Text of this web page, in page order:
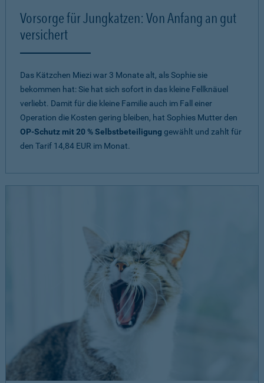
Vorsorge für Jungkatzen: Von Anfang an gut
versichert
Das Kätzchen Miezi war 3 Monate alt, als Sophie sie
bekommen hat: Sie hat sich sofort in das kleine Fellknäuel
verliebt. Damit für die kleine Familie auch im Fall einer
Operation die Kosten gering bleiben, hat Sophies Mutter den
OP-Schutz mit 20 % Selbstbeteiligung gewählt und zahlt für
den Tarif 14,84 EUR im Monat.